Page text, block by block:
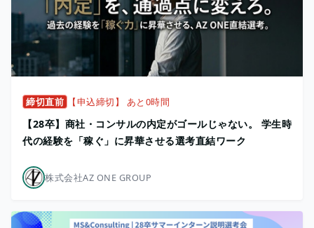
締切直前 【申込締切】 あと0時間
【28卒】商社・コンサルの内定がゴールじゃない。 学生時
代の経験を「稼ぐ」に昇華させる選考直結ワーク
株式会社AZ ONE GROUP